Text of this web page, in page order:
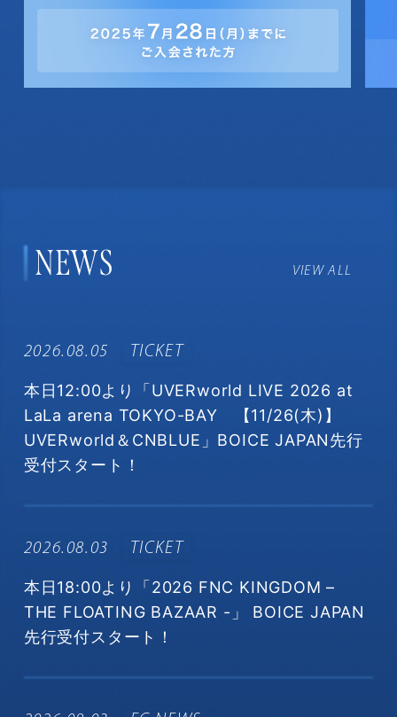
NEWS VIEW ALL
2026.08.05 TICKET
本日12:00より「UVERworld LIVE 2026 at
LaLa arena TOKYO-BAY 【11/26(木)】
UVERworld＆CNBLUE」BOICE JAPAN先行
受付スタート！
2026.08.03 TICKET
本日18:00より「2026 FNC KINGDOM –
THE FLOATING BAZAAR -」 BOICE JAPAN
先行受付スタート！